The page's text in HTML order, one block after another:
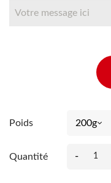
Poids
Quantité -